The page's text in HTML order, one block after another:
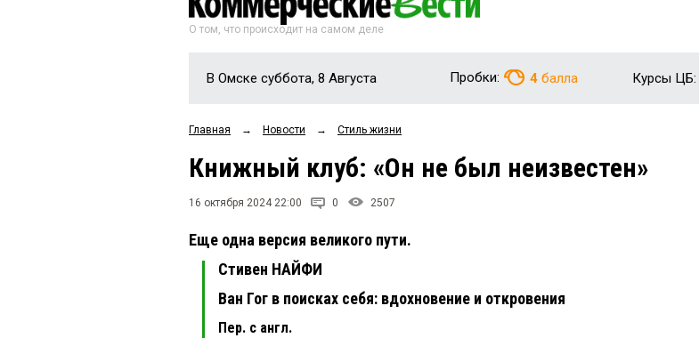
О том, что происходит на самом деле
В Омске суббота, 8 Августа Пробки: 4 балла Курсы ЦБ:
Главная → Новости → Стиль жизни
Книжный клуб: «Он не был неизвестен»
16 октября 2024 22:00 0 2507
Еще одна версия великого пути.
Стивен НАЙФИ
Ван Гог в поисках себя: вдохновение и откровения
Пер. с англ.